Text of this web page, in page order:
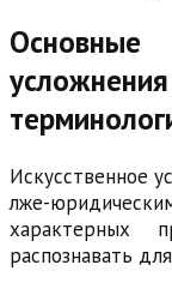
Основные
Искусственное
лже-
характерных
распознавать